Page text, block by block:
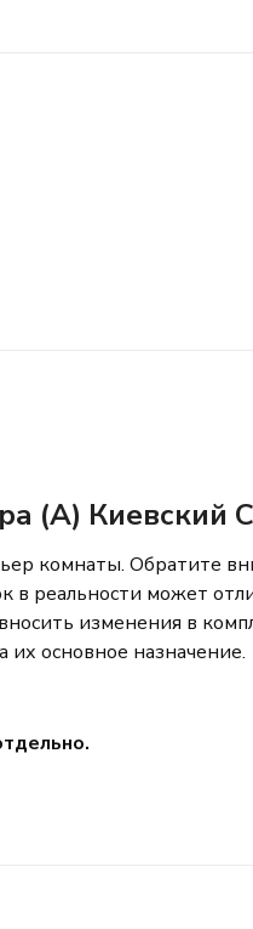
(А) Киевский
комнаты. Обратите
в реальности может
изменения в
основное назначение.